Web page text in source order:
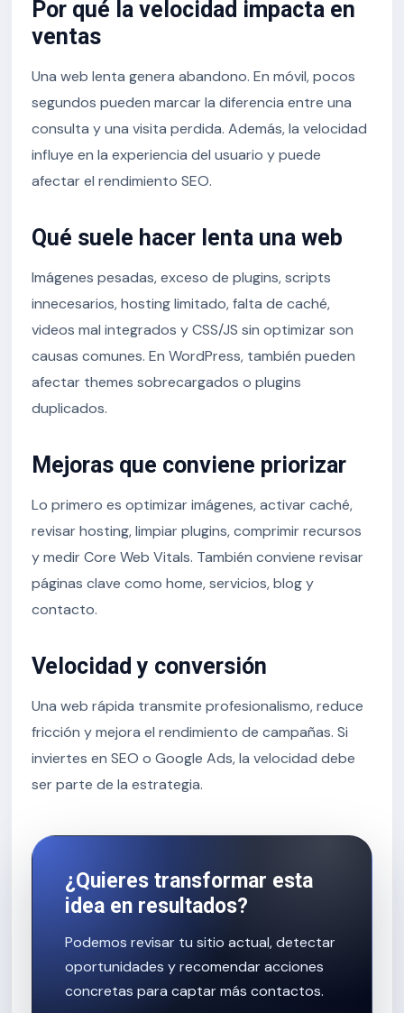
Por qué la velocidad impacta en
ventas
Una web lenta genera abandono. En móvil, pocos
segundos pueden marcar la diferencia entre una
consulta y una visita perdida. Además, la velocidad
influye en la experiencia del usuario y puede
afectar el rendimiento SEO.
Qué suele hacer lenta una web
Imágenes pesadas, exceso de plugins, scripts
innecesarios, hosting limitado, falta de caché,
videos mal integrados y CSS/JS sin optimizar son
causas comunes. En WordPress, también pueden
afectar themes sobrecargados o plugins
duplicados.
Mejoras que conviene priorizar
Lo primero es optimizar imágenes, activar caché,
revisar hosting, limpiar plugins, comprimir recursos
y medir Core Web Vitals. También conviene revisar
páginas clave como home, servicios, blog y
contacto.
Velocidad y conversión
Una web rápida transmite profesionalismo, reduce
fricción y mejora el rendimiento de campañas. Si
inviertes en SEO o Google Ads, la velocidad debe
ser parte de la estrategia.
¿Quieres transformar esta
idea en resultados?
Podemos revisar tu sitio actual, detectar
oportunidades y recomendar acciones
concretas para captar más contactos.